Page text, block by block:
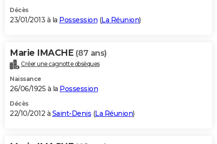
Décès
23/01/2013 à la Possession (La Réunion)
Marie IMACHE (87 ans)
Créer une cagnotte obsèques
Naissance
26/06/1925 à la Possession
Décès
22/10/2012 à Saint-Denis (La Réunion)